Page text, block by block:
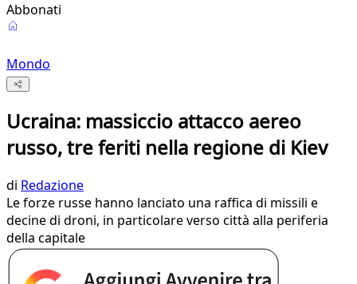
Abbonati
Mondo
Ucraina: massiccio attacco aereo
russo, tre feriti nella regione di Kiev
di Redazione
Le forze russe hanno lanciato una raffica di missili e
decine di droni, in particolare verso città alla periferia
della capitale